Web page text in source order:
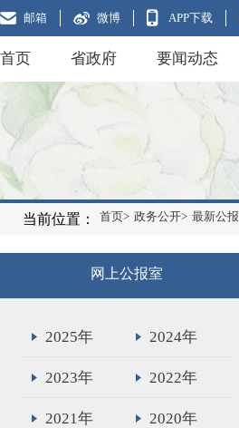
邮箱 微博 APP下载
首页 省政府 要闻动态
当前位置： 首页> 政务公开> 最新公报
网上公报室
2025年 2024年
2023年 2022年
2021年 2020年